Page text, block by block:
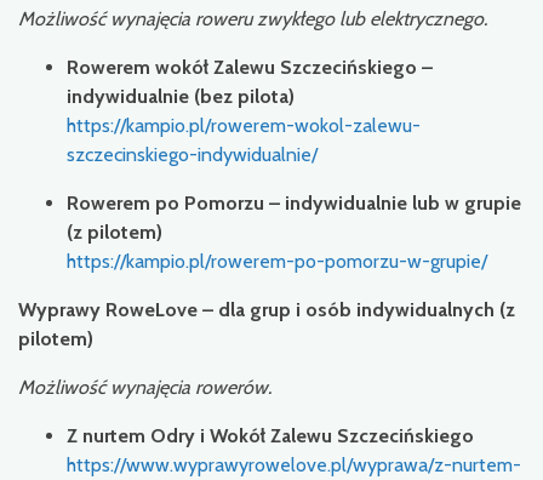
Możliwość wynajęcia roweru zwykłego lub elektrycznego.
Rowerem wokół Zalewu Szczecińskiego –
indywidualnie (bez pilota)
https://kampio.pl/rowerem-wokol-zalewu-
szczecinskiego-indywidualnie/
Rowerem po Pomorzu – indywidualnie lub w grupie
(z pilotem)
https://kampio.pl/rowerem-po-pomorzu-w-grupie/
Wyprawy RoweLove – dla grup i osób indywidualnych (z
pilotem)
Możliwość wynajęcia rowerów.
Z nurtem Odry i Wokół Zalewu Szczecińskiego
https://www.wyprawyrowelove.pl/wyprawa/z-nurtem-